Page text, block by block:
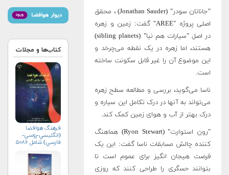
"جاناتان سودر" (Jonathan Sauder) ، محقق
اصلی پروژه "AREE" گفت: زمین و زهره
در اصل "سیارات هم نیا" (sibling planets)
هستند، اما زهره در یک نقطه می‌چرخد و
این موضوع آن را غیر قابل سکونت ساخته
است.
ناسا می‌گوید، بررسی و مطالعه سطح زهره
می‌تواند به آنها در درک تکامل این سیاره و
درک بهتر از آب و هوای زمین کمک کند.
"رون استوارت" (Ryon Stewart) هماهنگ
کننده چالش مسابقات ناسا گفت: این یک
فرصت هیجان انگیز برای عموم است تا
بتوانند حسگری را طراحی کنند که روزی
کتاب‌ها و مجلات
فرهنگ هوافضا
(انگليسي-روسي-
فارسي) شامل ۵۰۸۶